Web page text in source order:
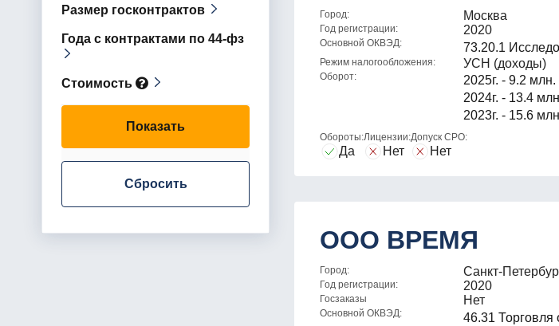
Размер госконтрактов
Года с контрактами по 44-фз
Стоимость
Показать
Сбросить
Город: Москва
Год регистрации: 2020
Основной ОКВЭД: 73.20.1
Режим налогообложения: УСН (доходы)
Оборот:
2025г. - 9.2 млн.
2024г. - 13.4
2023г. - 15.6
Обороты:
Да
Лицензии:
Нет
Допуск СРО:
Нет
ООО ВРЕМЯ
Город: Санкт-
Год регистрации: 2020
Госзаказы Нет
Основной ОКВЭД: 46.31